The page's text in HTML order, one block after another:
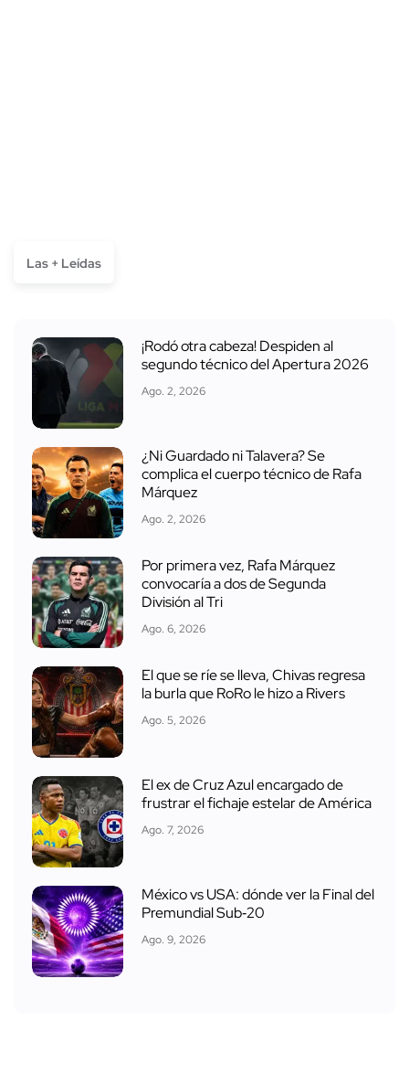
Las + Leídas
¡Rodó otra cabeza! Despiden al
segundo técnico del Apertura 2026
Ago. 2, 2026
¿Ni Guardado ni Talavera? Se
complica el cuerpo técnico de Rafa
Márquez
Ago. 2, 2026
Por primera vez, Rafa Márquez
convocaría a dos de Segunda
División al Tri
Ago. 6, 2026
El que se ríe se lleva, Chivas regresa
la burla que RoRo le hizo a Rivers
Ago. 5, 2026
El ex de Cruz Azul encargado de
frustrar el fichaje estelar de América
Ago. 7, 2026
México vs USA: dónde ver la Final del
Premundial Sub‑20
Ago. 9, 2026